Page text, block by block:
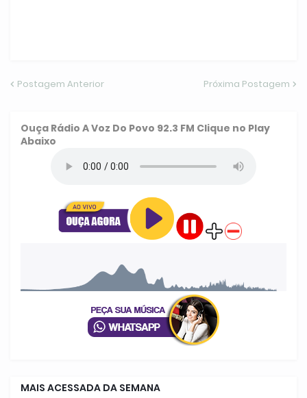
Postagem Anterior Próxima Postagem
Ouça Rádio A Voz Do Povo 92.3 FM Clique no Play
Abaixo
MAIS ACESSADA DA SEMANA